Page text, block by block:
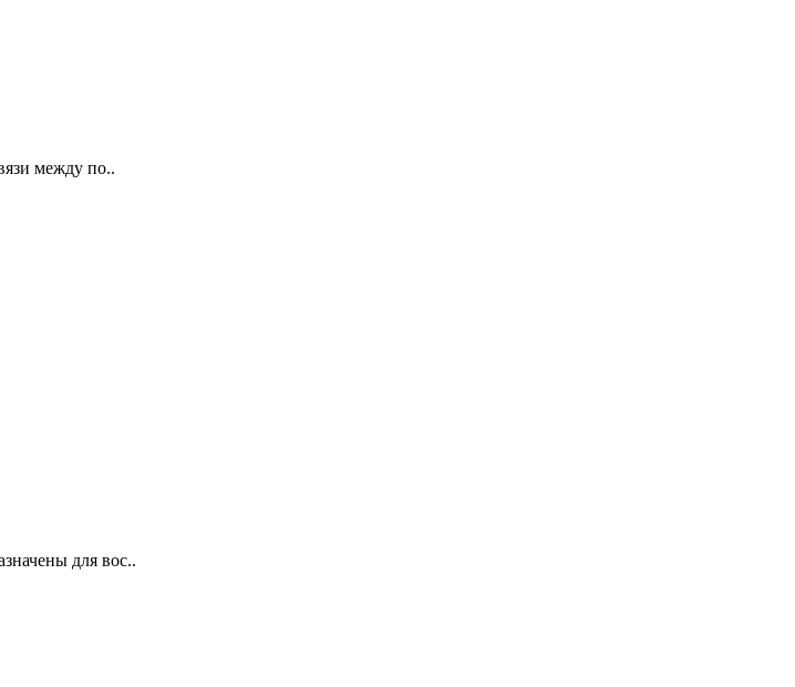
между по..
для вос..